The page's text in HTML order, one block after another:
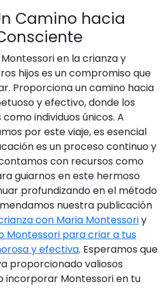
Camino hacia
en la crianza y
hijos es un compromiso que
Proporciona un camino hacia
y efectivo, donde los
individuos únicos. A
por este viaje, es esencial
es un proceso continuo y
con recursos como
guiarnos en este hermoso
profundizando en el método
nuestra publicación
con Maria Montessoriy
Montessori para criar a tus
y efectiva. Esperamos que
proporcionado valiosos
incorporar Montessori en tu